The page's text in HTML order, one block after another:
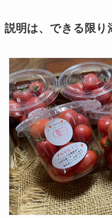
説明は、できる限り